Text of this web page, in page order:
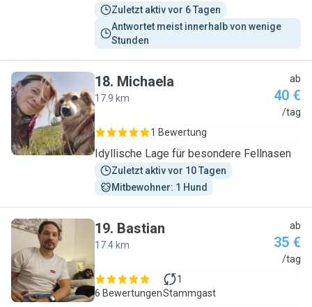
Zuletzt aktiv vor 6 Tagen
Antwortet meist innerhalb von wenige
Stunden
M
18. Michaela
17.9 km
ab
40 €
/tag
1 Bewertung
Idyllische Lage für besondere Fellnasen
Zuletzt aktiv vor 10 Tagen
Mitbewohner: 1 Hund
B
19. Bastian
17.4 km
ab
35 €
/tag
6 Bewertungen
1
Stammgast